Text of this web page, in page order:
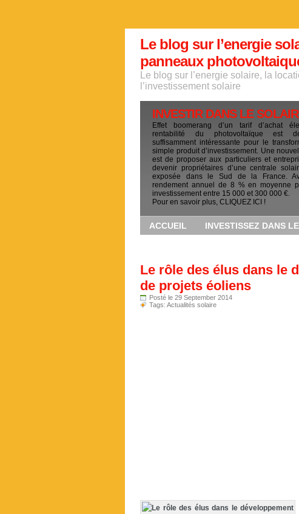
Le blog sur l’energie
panneaux
Le blog sur l’energie solaire, la
l’investissement solaire
INVESTIR DANS LE
Effet boomerang d’un tarif d’achat
rentabilité du photovoltaïque est
suffisamment intéressante pour le
simple produit d’investissement. Une
est de proposer aux particuliers et
devenir propriétaires d’une centrale
exposée dans le Sud de la France.
rendement annuel de 8 % en moyenne
investissement entre 15 000 et 300 000 €.
Pour en savoir plus, CLIQUEZ ICI !
ACCUEIL INVESTISSEZ DANS
Le rôle des élus dans le
de projets éoliens
Posté le 29 September 2014
Tags: Actualités solaire